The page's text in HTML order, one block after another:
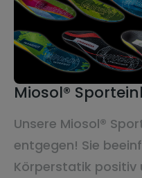
Miosol®
Unsere Miosol®
entgegen! Sie
Körperstatik positiv